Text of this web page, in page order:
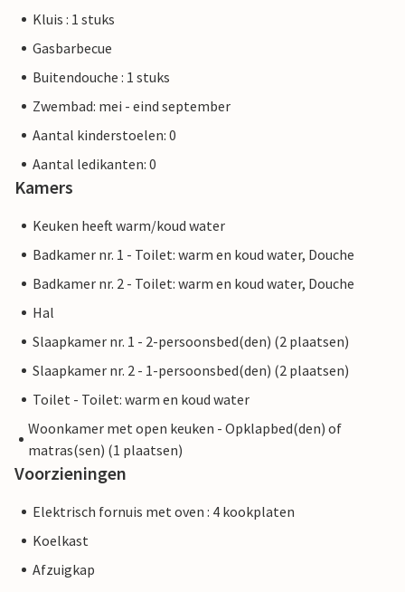
Kluis : 1 stuks
Gasbarbecue
Buitendouche : 1 stuks
Zwembad: mei - eind september
Aantal kinderstoelen: 0
Aantal ledikanten: 0
Kamers
Keuken heeft warm/koud water
Badkamer nr. 1 - Toilet: warm en koud water, Douche
Badkamer nr. 2 - Toilet: warm en koud water, Douche
Hal
Slaapkamer nr. 1 - 2-persoonsbed(den) (2 plaatsen)
Slaapkamer nr. 2 - 1-persoonsbed(den) (2 plaatsen)
Toilet - Toilet: warm en koud water
Woonkamer met open keuken - Opklapbed(den) of
matras(sen) (1 plaatsen)
Voorzieningen
Elektrisch fornuis met oven : 4 kookplaten
Koelkast
Afzuigkap